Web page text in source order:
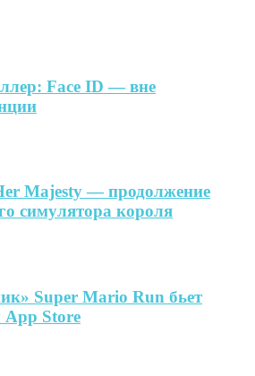
Face ID — вне
Majesty — продолжение
симулятора короля
Super Mario Run бьет
Store